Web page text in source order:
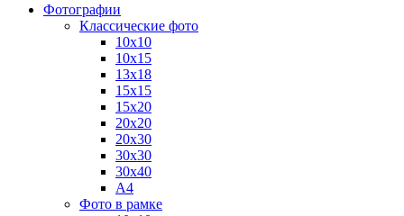
Фотографии
Классические фото
10х10
10х15
13х18
15х15
15х20
20х20
20х30
30х30
30х40
А4
Фото в рамке